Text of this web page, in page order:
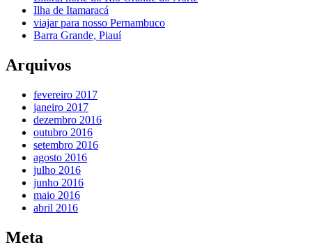
Ilha de Itamaracá
viajar para nosso Pernambuco
Barra Grande, Piauí
Arquivos
fevereiro 2017
janeiro 2017
dezembro 2016
outubro 2016
setembro 2016
agosto 2016
julho 2016
junho 2016
maio 2016
abril 2016
Meta